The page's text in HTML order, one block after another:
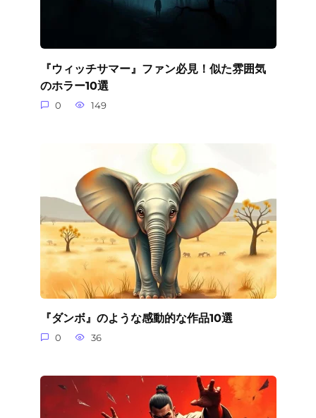
『ウィッチサマー』ファン必見！似た雰囲気
のホラー10選
0 149
『ダンボ』のような感動的な作品10選
0 36